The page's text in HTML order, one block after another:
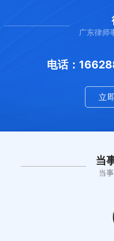
广东律师
电话：
立
当
当